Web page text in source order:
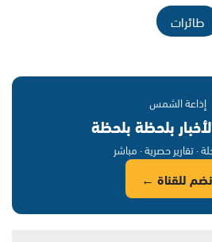
طائرات
إذاعة الشمس
بلحظة بلحظة
· تقارير حصرية · مباشر
للقناة ←